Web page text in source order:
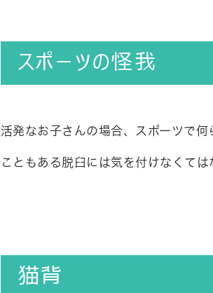
スポーツの怪我
活発なお子さんの場合、スポーツで
こともある脱臼には気を付けなくては
猫背